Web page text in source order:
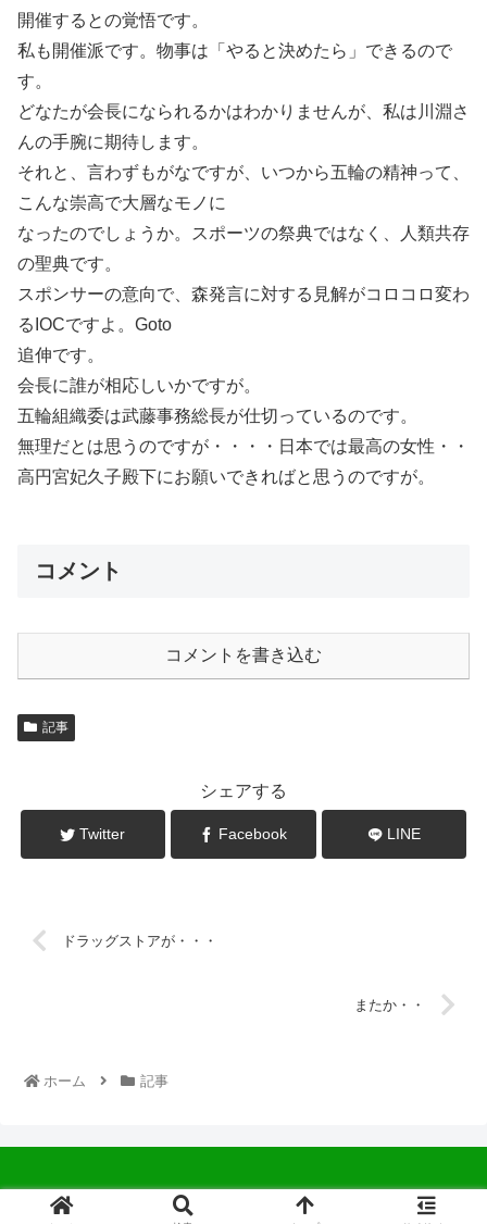
開催するとの覚悟です。
私も開催派です。物事は「やると決めたら」できるので
す。
どなたが会長になられるかはわかりませんが、私は川淵さ
んの手腕に期待します。
それと、言わずもがなですが、いつから五輪の精神って、
こんな崇高で大層なモノに
なったのでしょうか。スポーツの祭典ではなく、人類共存
の聖典です。
スポンサーの意向で、森発言に対する見解がコロコロ変わ
るIOCですよ。Goto
追伸です。
会長に誰が相応しいかですが。
五輪組織委は武藤事務総長が仕切っているのです。
無理だとは思うのですが・・・・日本では最高の女性・・
高円宮妃久子殿下にお願いできればと思うのですが。
コメント
コメントを書き込む
記事
シェアする
Twitter Facebook LINE
ドラッグストアが・・・
またか・・
ホーム 記事
© 2022 中広会長ブログ.